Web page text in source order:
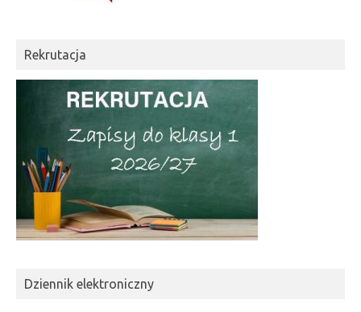
Rekrutacja
Dziennik elektroniczny